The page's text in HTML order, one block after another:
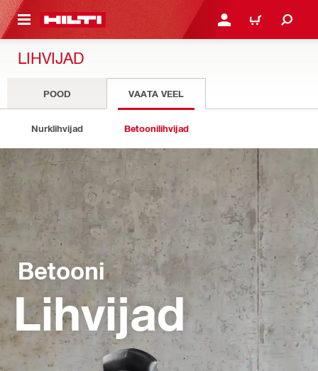
JUURDE LOGI SISSE VÕI
OSTUKORV
LIHVIJAD
POOD VAATA VEEL
Nurklihvijad Betoonilihvijad
Betooni
Lihvijad